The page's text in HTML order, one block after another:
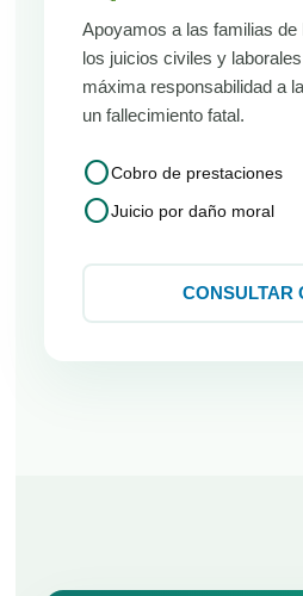
Apoyamos a las familias
los juicios civiles y
máxima responsabilidad a
un fallecimiento fatal.
circleCobro de prestaciones
circleJuicio por daño moral
CONSULTAR